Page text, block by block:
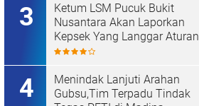
Ketum LSM Pucuk Bukit
Nusantara Akan Laporkan
Kepsek Yang Langgar Aturan
Menteri ke APH , Terkait Dana
Menindak Lanjuti Arahan
Gubsu,Tim Terpadu Tindak